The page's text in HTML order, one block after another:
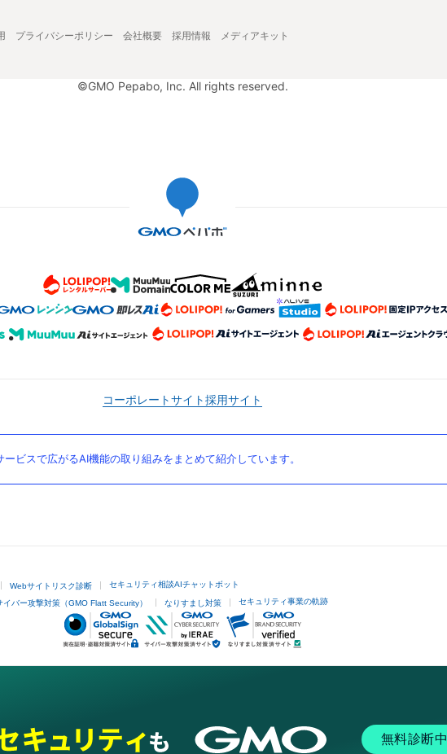
プライバシーポリシー 会社概要 採用情報 メディアキット
©GMO Pepabo, Inc. All rights reserved.
コーポレートサイト採用サイト
ビスで広がるAI機能の取り組みをまとめて紹介しています。
Webサイトリスク診断 セキュリティ相談AIチャットボット
イバー攻撃対策（GMO Flatt Security） なりすまし対策 セキュリティ事業の軌跡
無料診断中